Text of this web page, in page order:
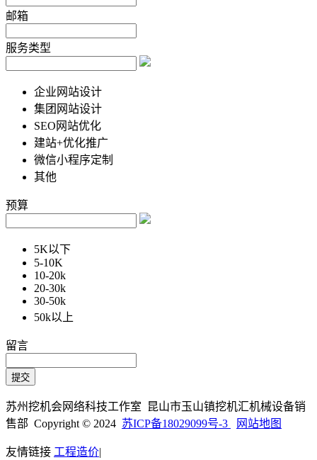
邮箱
服务类型
企业网站设计
集团网站设计
SEO网站优化
建站+优化推广
微信小程序定制
其他
预算
5K以下
5-10K
10-20k
20-30k
30-50k
50k以上
留言
苏州挖机会网络科技工作室 昆山市玉山镇挖机汇机械设备销
售部 Copyright © 2024 苏ICP备18029099号-3 网站地图
友情链接 工程造价|